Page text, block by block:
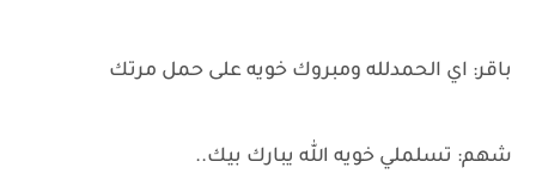
باقر: اي الحمدلله ومبروك خويه على حمل مرتك
شهم: تسلملي خويه الله يبارك بيك..